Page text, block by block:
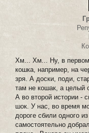
Хм... Хм... Ну, в первом
кошка, например, на
зря. А доски, поди,
там не кошак, а целый
А во второй истории -
шок. У нас, во время
дороге сбили одного
самостоятельно